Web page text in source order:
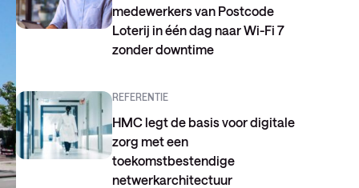
medewerkers van Postcode
Loterij in één dag naar Wi-Fi 7
zonder downtime
REFERENTIE
HMC legt de basis voor digitale
zorg met een
toekomstbestendige
netwerkarchitectuur